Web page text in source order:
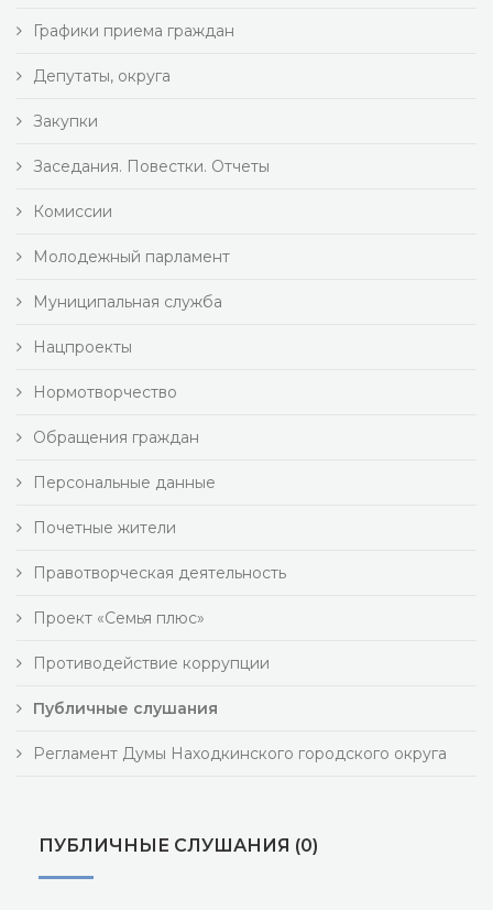
Графики приема граждан
Депутаты, округа
Закупки
Заседания. Повестки. Отчеты
Комиссии
Молодежный парламент
Муниципальная служба
Нацпроекты
Нормотворчество
Обращения граждан
Персональные данные
Почетные жители
Правотворческая деятельность
Проект «Семья плюс»
Противодействие коррупции
Публичные слушания
Регламент Думы Находкинского городского округа
ПУБЛИЧНЫЕ СЛУШАНИЯ (0)